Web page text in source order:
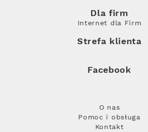
Dla firm
Internet dla Firm
Strefa klienta
Facebook
O nas
Pomoc i obsługa
Kontakt